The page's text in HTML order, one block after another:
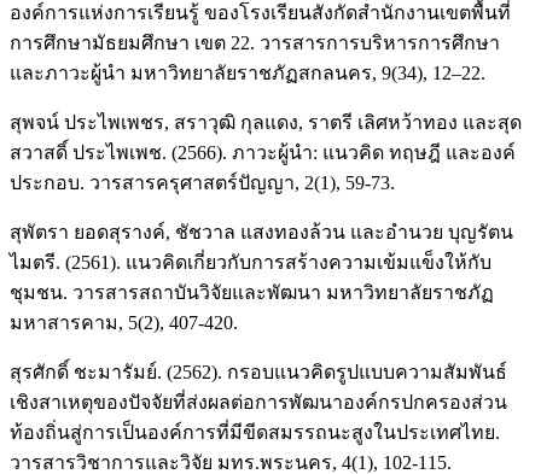
องค์การแห่งการเรียนรู้ ของโรงเรียนสังกัดสำนักงานเขตพื้นที่
การศึกษามัธยมศึกษา เขต 22. วารสารการบริหารการศึกษา
และภาวะผู้นำ มหาวิทยาลัยราชภัฏสกลนคร, 9(34), 12–22.
สุพจน์ ประไพเพชร, สราวุฒิ กุลแดง, ราตรี เลิศหว้าทอง และสุด
สวาสดิ์ ประไพเพช. (2566). ภาวะผู้นำ: แนวคิด ทฤษฎี และองค์
ประกอบ. วารสารครุศาสตร์ปัญญา, 2(1), 59-73.
สุพัตรา ยอดสุรางค์, ชัชวาล แสงทองล้วน และอำนวย บุญรัตน
ไมตรี. (2561). แนวคิดเกี่ยวกับการสร้างความเข้มแข็งให้กับ
ชุมชน. วารสารสถาบันวิจัยและพัฒนา มหาวิทยาลัยราชภัฏ
มหาสารคาม, 5(2), 407-420.
สุรศักดิ์ ชะมารัมย์. (2562). กรอบแนวคิดรูปแบบความสัมพันธ์
เชิงสาเหตุของปัจจัยที่ส่งผลต่อการพัฒนาองค์กรปกครองส่วน
ท้องถิ่นสู่การเป็นองค์การที่มีขีดสมรรถนะสูงในประเทศไทย.
วารสารวิชาการและวิจัย มทร.พระนคร, 4(1), 102-115.